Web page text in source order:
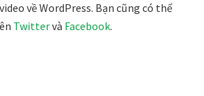
về WordPress. Bạn cũng có thể
Twittervà Facebook.